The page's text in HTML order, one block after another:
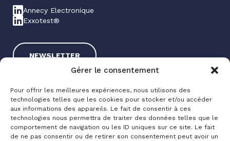
Gérer le consentement
Pour offrir les meilleures expériences, nous utilisons des
technologies telles que les cookies pour stocker et/ou accéder
aux informations des appareils. Le fait de consentir à ces
technologies nous permettra de traiter des données telles que le
comportement de navigation ou les ID uniques sur ce site. Le fait
de ne pas consentir ou de retirer son consentement peut avoir un
Annecy Electronique
Exxotest®
NEWSLETTER